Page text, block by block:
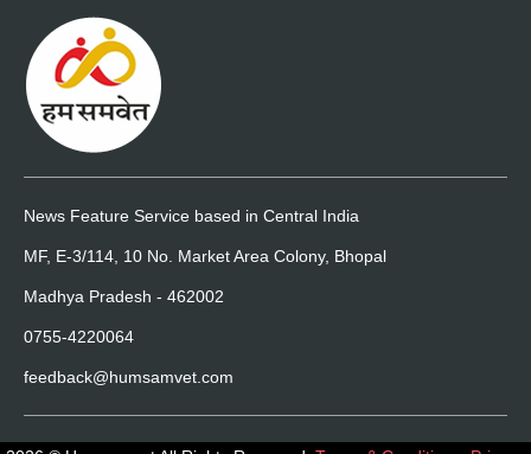
News Feature Service based in Central India
MF, E-3/114, 10 No. Market Area Colony, Bhopal
Madhya Pradesh - 462002
0755-4220064
feedback@humsamvet.com